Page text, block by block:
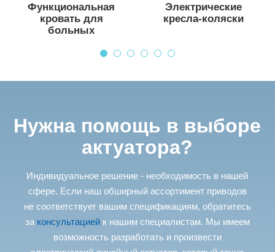
Функциональная
кровать для
больных
Электрические
кресла-коляски
Нужна помощь в выборе
актуатора?
Индивидуальное решение - необходимость в нашей
сфере. Если наш обширный ассортимент приводов
не соответствует вашим спецификациям, обратитесь
за консультациейк нашим специалистам. Мы имеем
возможность разработать и произвести